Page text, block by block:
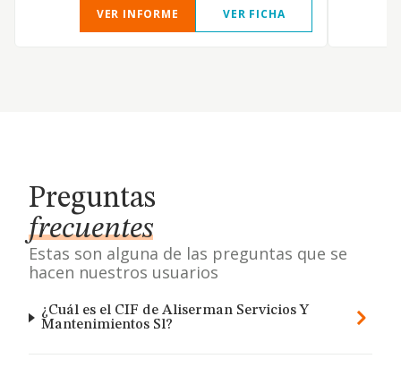
VER INFORME VER FICHA
Preguntas
frecuentes
Estas son alguna de las preguntas que se
hacen nuestros usuarios
¿Cuál es el CIF de Aliserman Servicios Y
Mantenimientos Sl?